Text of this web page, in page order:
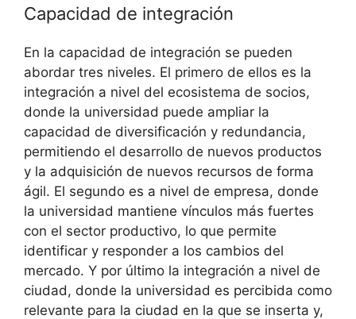
Capacidad de integración
En la capacidad de integración se pueden
abordar tres niveles. El primero de ellos es la
integración a nivel del ecosistema de socios,
donde la universidad puede ampliar la
capacidad de diversificación y redundancia,
permitiendo el desarrollo de nuevos productos
y la adquisición de nuevos recursos de forma
ágil. El segundo es a nivel de empresa, donde
la universidad mantiene vínculos más fuertes
con el sector productivo, lo que permite
identificar y responder a los cambios del
mercado. Y por último la integración a nivel de
ciudad, donde la universidad es percibida como
relevante para la ciudad en la que se inserta y,